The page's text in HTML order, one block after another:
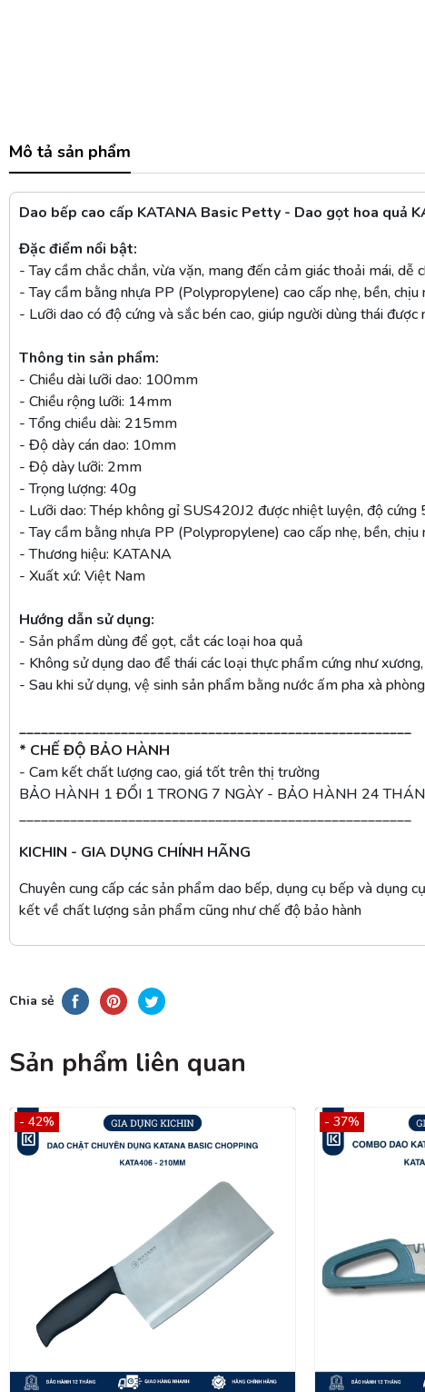
Mô tả sản phẩm
Dao bếp cao cấp KATANA Basic Petty - Dao gọt hoa quả
Đặc điểm nổi bật:
- Tay cầm chắc chắn, vừa vặn, mang đến cảm giác thoải mái,
- Tay cầm bằng nhựa PP (Polypropylene) cao cấp nhẹ, bền,
- Lưỡi dao có độ cứng và sắc bén cao, giúp người dùng thái
Thông tin sản phẩm:
- Chiều dài lưỡi dao: 100mm
- Chiều rộng lưỡi: 14mm
- Tổng chiều dài: 215mm
- Độ dày cán dao: 10mm
- Độ dày lưỡi: 2mm
- Trọng lượng: 40g
- Lưỡi dao: Thép không gỉ SUS420J2 được nhiệt luyện, độ cứng
- Tay cầm bằng nhựa PP (Polypropylene) cao cấp nhẹ, bền,
- Thương hiệu: KATANA
- Xuất xứ: Việt Nam
Hướng dẫn sử dụng:
- Sản phẩm dùng để gọt, cắt các loại hoa quả
- Không sử dụng dao để thái các loại thực phẩm cứng như
- Sau khi sử dụng, vệ sinh sản phẩm bằng nước ấm pha xà
______________________________________________________
* CHẾ ĐỘ BẢO HÀNH
- Cam kết chất lượng cao, giá tốt trên thị trường
BẢO HÀNH 1 ĐỔI 1 TRONG 7 NGÀY - BẢO HÀNH 24
______________________________________________________
KICHIN - GIA DỤNG CHÍNH HÃNG
Chuyên cung cấp các sản phẩm dao bếp, dụng cụ bếp và dụng
kết về chất lượng sản phẩm cũng như chế độ bảo hành
Chia sẻ
Sản phẩm liên quan
- 42% - 37%